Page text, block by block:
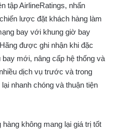
tập AirlineRatings, nhấn
lược đặt khách hàng làm
bay với khung giờ bay
được ghi nhận khi đặc
mới, nâng cấp hệ thống và
dịch vụ trước và trong
nhanh chóng và thuận tiện